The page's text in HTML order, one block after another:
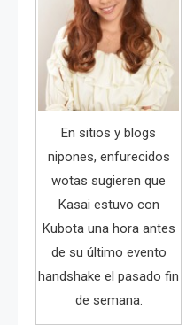
En sitios y blogs
nipones, enfurecidos
wotas sugieren que
Kasai estuvo con
Kubota una hora antes
de su último evento
handshake el pasado fin
de semana.